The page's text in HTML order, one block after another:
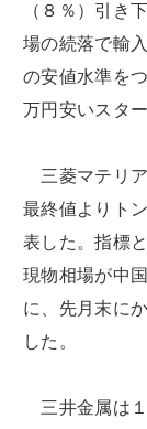
（８％）引き
場の続落で輸
の安値水準を
万円安いスタ
三菱マテリア
最終値よりト
表した。指標
現物相場が中
に、先月末に
した。
三井金属は１